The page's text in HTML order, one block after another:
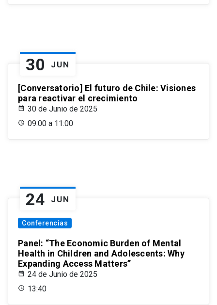
30 JUN
[Conversatorio] El futuro de Chile: Visiones
para reactivar el crecimiento
30 de Junio de 2025
09:00 a 11:00
24 JUN
Conferencias
Panel: “The Economic Burden of Mental
Health in Children and Adolescents: Why
Expanding Access Matters”
24 de Junio de 2025
13:40